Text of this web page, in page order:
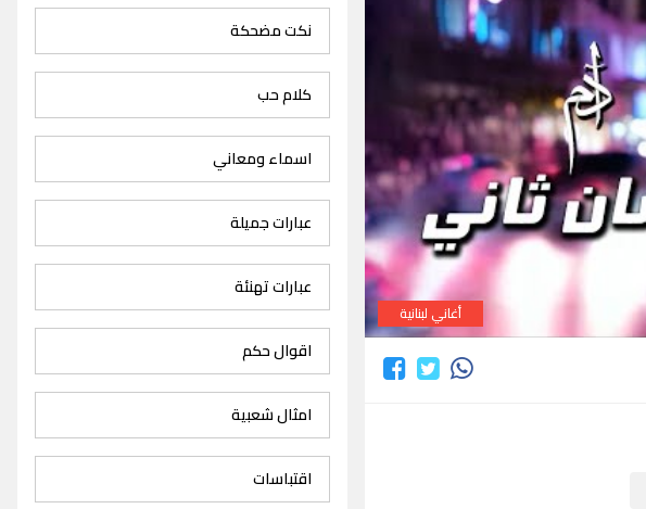
أغاني لبنانية
نكت مضحكة
كلام حب
اسماء ومعاني
عبارات جميلة
عبارات تهنئة
اقوال حكم
امثال شعبية
اقتباسات